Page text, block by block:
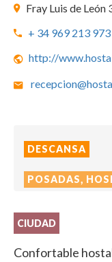
Fray Luis de León
+ 34 969 213 973
http://
DESCANSA
POSADAS,
CIUDAD
Confortable